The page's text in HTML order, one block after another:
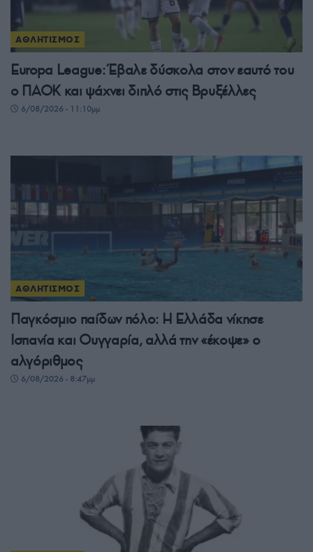
ΑΘΛΗΤΙΣΜΟΣ
Europa League: Έβαλε δύσκολα στον εαυτό του
ο ΠΑΟΚ και ψάχνει διπλό στις Βρυξέλλες
6/08/2026 - 11:10μμ
ΑΘΛΗΤΙΣΜΟΣ
Παγκόσμιο παίδων πόλο: Η Ελλάδα νίκησε
Ισπανία και Ουγγαρία, αλλά την «έκοψε» ο
αλγόριθμος
6/08/2026 - 8:47μμ